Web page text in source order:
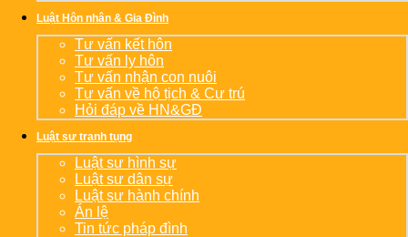
Luật Hôn nhân & Gia Đình
Tư vấn kết hôn
Tư vấn ly hôn
Tư vấn nhận con nuôi
Tư vấn về hộ tịch & Cư trú
Hỏi đáp về HN&GĐ
Luật sư tranh tụng
Luật sư hình sự
Luật sư dân sự
Luật sư hành chính
Án lệ
Tin tức pháp đình